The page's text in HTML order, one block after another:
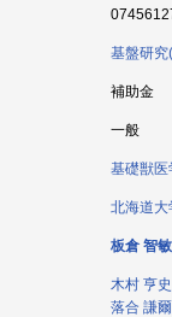
基盤研究
補助金
一般
基礎獣医
北海道大
板倉 智敏
木村 亨史
落合 謙爾